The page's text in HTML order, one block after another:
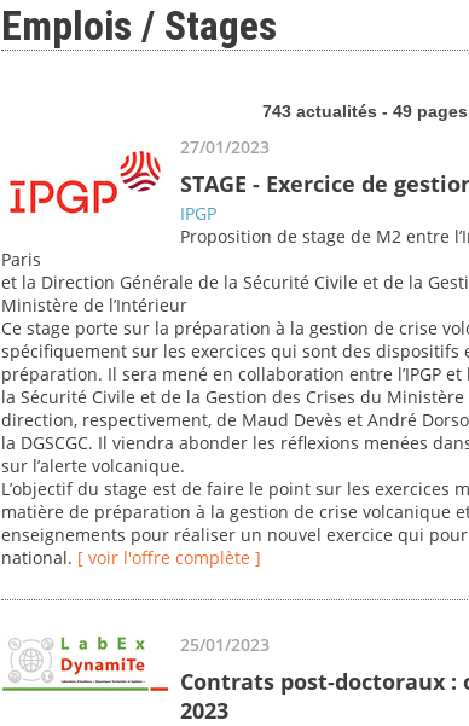
Emplois / Stages
743 actualités - 49 pages
27/01/2023
STAGE - Exercice de
IPGP
Proposition de stage de M2 entre
Paris
et la Direction Générale de la Sécurité Civile et de la
Ministère de l’Intérieur
Ce stage porte sur la préparation à la gestion de crise
spécifiquement sur les exercices qui sont des dispositifs
préparation. Il sera mené en collaboration entre l’IPGP
la Sécurité Civile et de la Gestion des Crises du Ministère
direction, respectivement, de Maud Devès et André
la DGSCGC. Il viendra abonder les réflexions menées
sur l’alerte volcanique.
L’objectif du stage est de faire le point sur les exercices
matière de préparation à la gestion de crise volcanique
enseignements pour réaliser un nouvel exercice qui
national. [ voir l'offre complète ]
25/01/2023
Contrats post-doctoraux :
2023